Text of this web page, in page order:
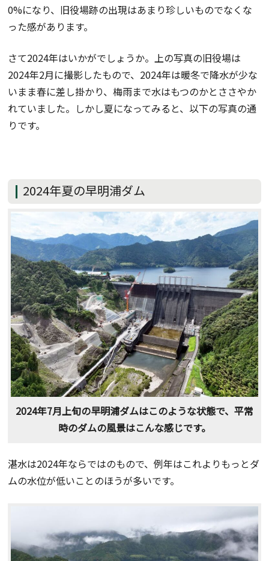
0%になり、旧役場跡の出現はあまり珍しいものでなくな
った感があります。
さて2024年はいかがでしょうか。上の写真の旧役場は
2024年2月に撮影したもので、2024年は暖冬で降水が少な
いまま春に差し掛かり、梅雨まで水はもつのかとささやか
れていました。しかし夏になってみると、以下の写真の通
りです。
2024年夏の早明浦ダム
2024年7月上旬の早明浦ダムはこのような状態で、平常
時のダムの風景はこんな感じです。
湛水は2024年ならではのもので、例年はこれよりもっとダ
ムの水位が低いことのほうが多いです。